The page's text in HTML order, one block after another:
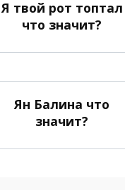
Я твой рот топтал
что значит?
Ян Балина что
значит?